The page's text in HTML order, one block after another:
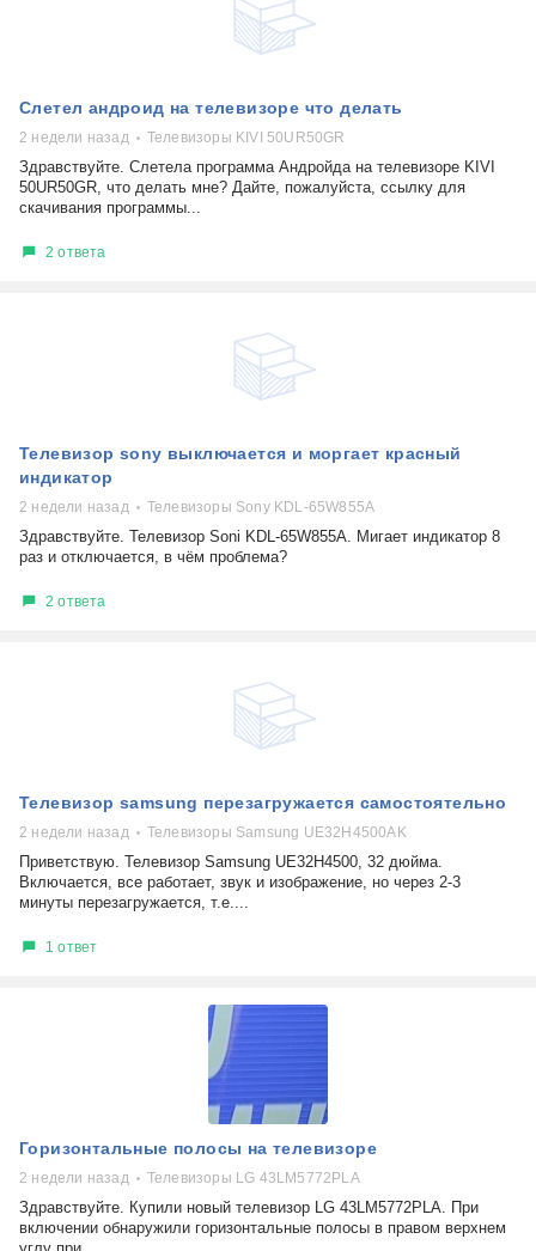
Слетел андроид на телевизоре что делать
2 недели назад Телевизоры KIVI 50UR50GR
Здравствуйте. Cлетела программа Андройда на телевизоре KIVI
50UR50GR, что делать мне? Дайте, пожалуйста, ссылку для
скачивания программы...
2 ответа
Телевизор sony выключается и моргает красный
индикатор
2 недели назад Телевизоры Sony KDL-65W855A
Здравствуйте. Телевизор Soni KDL-65W855A. Мигает индикатор 8
раз и отключается, в чём проблема?
2 ответа
Телевизор samsung перезагружается самостоятельно
2 недели назад Телевизоры Samsung UE32H4500AK
Приветствую. Телевизор Samsung UE32H4500, 32 дюйма.
Включается, все работает, звук и изображение, но через 2-3
минуты перезагружается, т.е....
1 ответ
Горизонтальные полосы на телевизоре
2 недели назад Телевизоры LG 43LM5772PLA
Здравствуйте. Купили новый телевизор LG 43LM5772PLA. При
включении обнаружили горизонтальные полосы в правом верхнем